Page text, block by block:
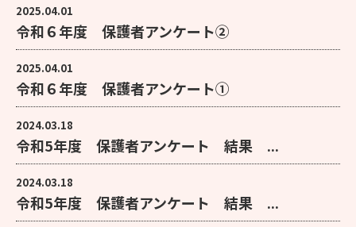
2025.04.01
令和６年度 保護者アンケート②
2025.04.01
令和６年度 保護者アンケート①
2024.03.18
令和5年度 保護者アンケート 結果 ...
2024.03.18
令和5年度 保護者アンケート 結果 ...